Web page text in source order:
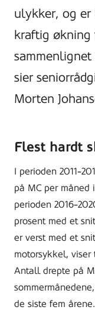
ulykker, og er
kraftig økning
sammenlignet
sier
Morten
Flest hardt
I perioden 2011-
på MC per
perioden 2016-
prosent med et
er verst med et
motorsykkel, viser
Antall drepte på
de siste fem